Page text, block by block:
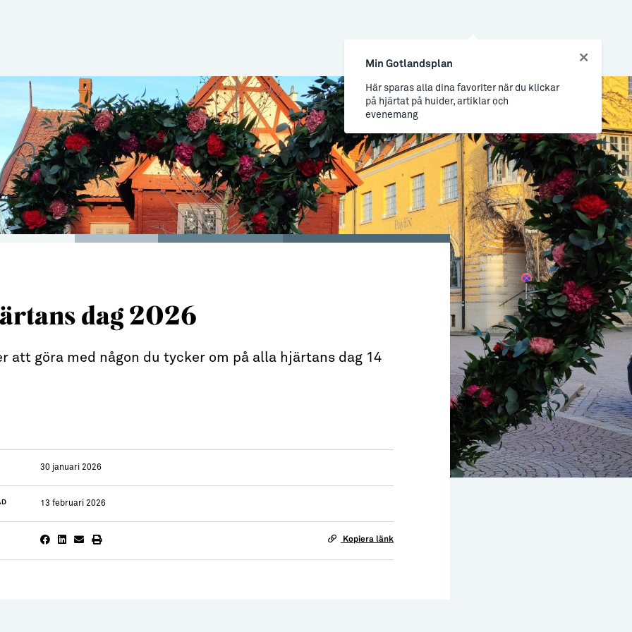
dag 2026
att göra med någon du tycker om på alla hjärtans dag 14
30 januari 2026
13 februari 2026
Kopiera länk
Min Gotlandsplan
Här sparas alla dina favoriter när du klickar
på hjärtat på huider, artiklar och
evenemang